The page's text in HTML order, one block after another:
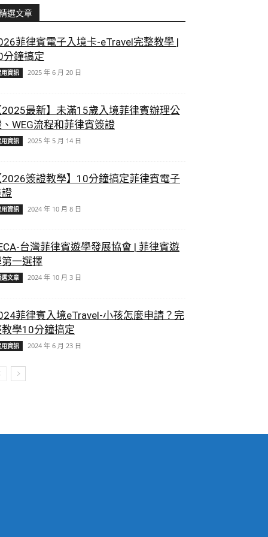
選文章
菲律賓電子入境卡-eTravel完整教學 |
分鐘搞定
資訊 2025 年 6 月 20 日
最新】未滿15歲入境菲律賓辦理公
WEG流程和菲律賓簽證
資訊 2025 年 5 月 14 日
簽證教學】10分鐘搞定菲律賓電子
資訊 2024 年 10 月 8 日
台灣菲律賓遊學發展協會 | 菲律賓遊
一選擇
文章 2024 年 10 月 3 日
菲律賓入境eTravel-小孩怎麼申請？完
學10分鐘搞定
資訊 2024 年 6 月 23 日